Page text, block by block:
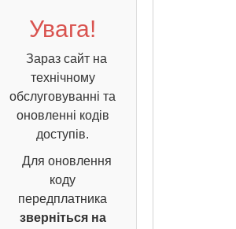
Увага!
Зараз сайт на
технічному
обслуговуванні та
оновленні кодів
доступів.
Для оновлення
коду
передплатника
зверніться на